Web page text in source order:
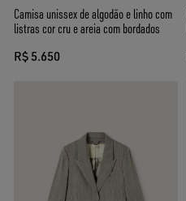
Camisa unissex de algodão e linho com
listras cor cru e areia com bordados
R$ 5.650